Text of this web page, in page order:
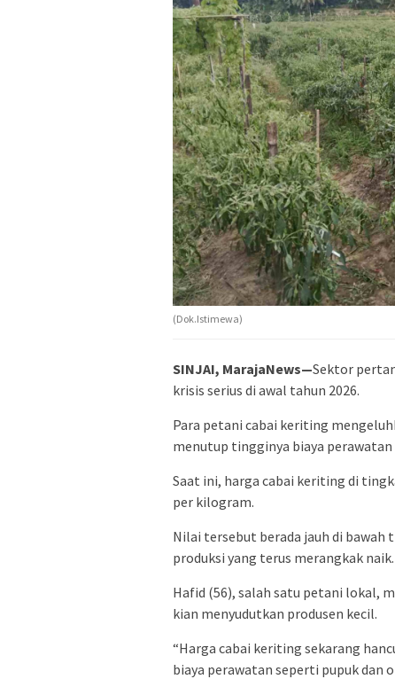
(Dok.Istimewa)
SINJAI, MarajaNews—Sektor
krisis serius di awal tahun 2026.
Para petani cabai keriting
menutup tingginya biaya
Saat ini, harga cabai keriting di
per kilogram.
Nilai tersebut berada jauh di
produksi yang terus merangkak naik.
Hafid (56), salah satu petani lokal,
kian menyudutkan produsen kecil.
“Harga cabai keriting sekarang
biaya perawatan seperti pupuk dan